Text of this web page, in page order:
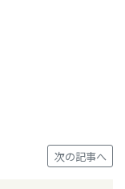
次の記事へ